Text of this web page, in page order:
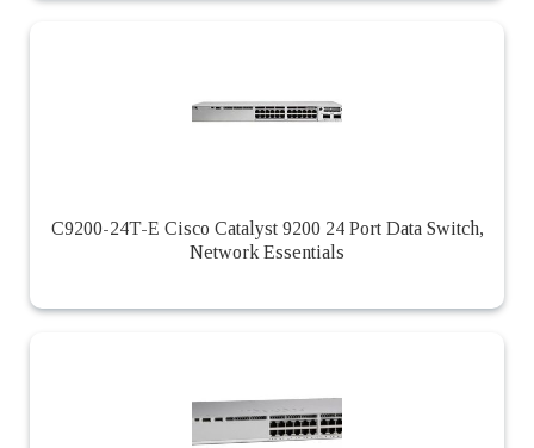
C9200-24T-E Cisco Catalyst 9200 24 Port Data Switch,
Network Essentials